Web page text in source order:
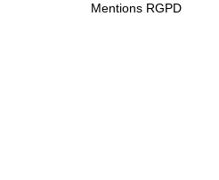
Mentions RGPD